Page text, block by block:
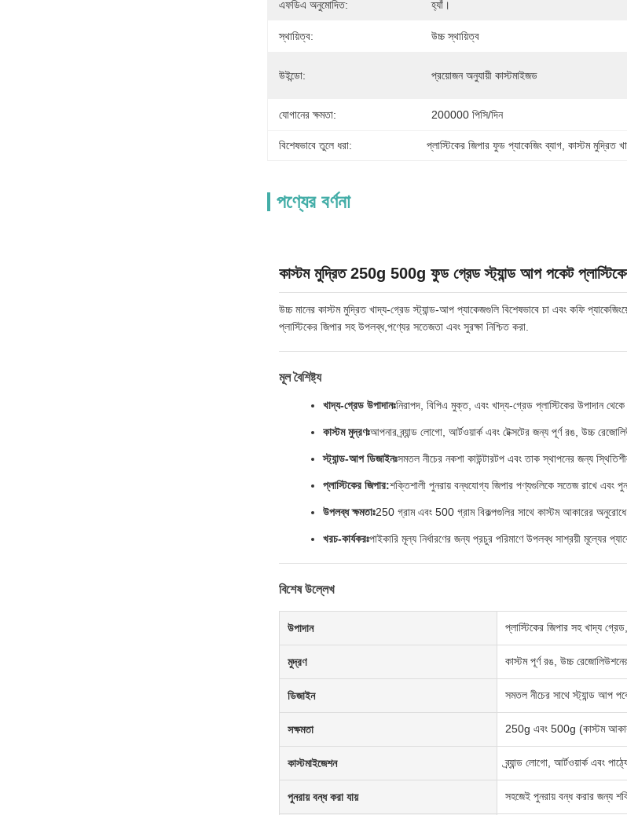
এফডিএ অনুমোদিত: হ্যাঁ।
স্থায়িত্ব: উচ্চ স্থায়িত্ব
উইন্ডো: প্রয়োজন অনুযায়ী কাস্টমাইজড
যোগানের ক্ষমতা: 200000 পিসি/দিন
বিশেষভাবে তুলে ধরা: প্লাস্টিকের জিপার ফুড প্যাকেজিং ব্যাগ , কাস্টম মুদ্রিত
পণ্যের বর্ণনা
কাস্টম মুদ্রিত 250g 500g ফুড গ্রেড স্ট্যান্ড আপ পকেট
উচ্চ মানের কাস্টম মুদ্রিত খাদ্য-গ্রেড স্ট্যান্ড-আপ প্যাকেজগুলি বিশেষভাবে চা এবং কফি
প্লাস্টিকের জিপার সহ উপলব্ধ,পণ্যের সতেজতা এবং সুরক্ষা নিশ্চিত করা.
মূল বৈশিষ্ট্য
খাদ্য-গ্রেড উপাদানঃনিরাপদ, বিপিএ মুক্ত, এবং খাদ্য-গ্রেড প্লাস্টিকের উপাদান
কাস্টম মুদ্রণঃআপনার ব্র্যান্ড লোগো, আর্টওয়ার্ক এবং টেক্সটের জন্য পূর্ণ রঙ, উচ্চ
স্ট্যান্ড-আপ ডিজাইনঃসমতল নীচের নকশা কাউন্টারটপ এবং তাক স্থাপনের জন্য
প্লাস্টিকের জিপার:শক্তিশালী পুনরায় বন্ধযোগ্য জিপার পণ্যগুলিকে সতেজ রাখে এবং
উপলব্ধ ক্ষমতাঃ250 গ্রাম এবং 500 গ্রাম বিকল্পগুলির সাথে কাস্টম আকারের
খরচ-কার্যকরঃপাইকারি মূল্য নির্ধারণের জন্য প্রচুর পরিমাণে উপলব্ধ সাশ্রয়ী মূল্যের
বিশেষ উল্লেখ
উপাদান প্লাস্টিকের জিপার সহ খাদ্য
মুদ্রণ কাস্টম পূর্ণ রঙ, উচ্চ
ডিজাইন সমতল নীচের সাথে স্ট্যান্ড আপ
সক্ষমতা 250g এবং 500g (কাস্টম
কাস্টমাইজেশন ব্র্যান্ড লোগো, আর্টওয়ার্ক এবং
পুনরায় বন্ধ করা যায় সহজেই পুনরায় বন্ধ করার জন্য